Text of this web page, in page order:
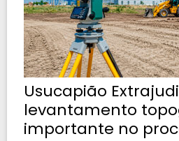
Usucapião
levantamento
importante no